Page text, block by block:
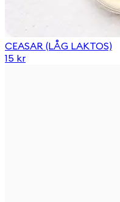
CEASAR (LÅG LAKTOS)
15 kr